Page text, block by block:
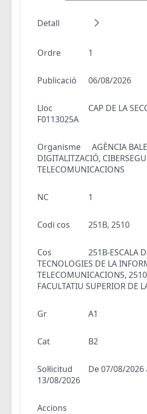
Detall
Ordre 1
Publicació 06/08/2026
Lloc
CAP DE LA
F0113025A
Organisme
AGÈNCIA
DIGITALITZACIÓ,
TELECOMUNICACIONS
NC 1
Codi cos 251B, 2510
Cos
251B-ESCALA
TECNOLOGIES DE LA
TELECOMUNICACIONS,
FACULTATIU SUPERIOR DE
Gr A1
Cat B2
Sol·licitud
De 07/08/2026
13/08/2026
Accions